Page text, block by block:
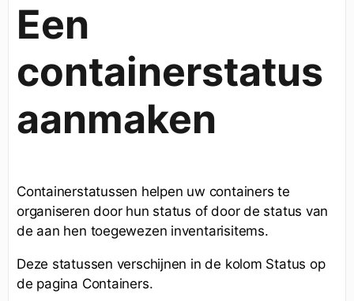
Een
containerstatus
aanmaken
Containerstatussen helpen uw containers te
organiseren door hun status of door de status van
de aan hen toegewezen inventarisitems.
Deze statussen verschijnen in de kolom Status op
de pagina Containers.